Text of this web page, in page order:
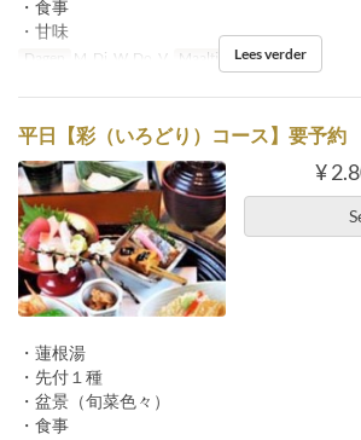
・食事
・甘味
Dagen M, Di, W, Do, V Maaltijden Lunch
Lees verder
平日【彩（いろどり）コース】要予約
¥
・蓮根湯
・先付１種
・盆景（旬菜色々）
・食事